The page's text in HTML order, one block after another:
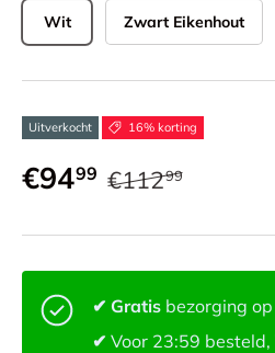
Wit Zwart Eikenhout
Uitverkocht 16% korting
€9499 €11299
✔ Gratis bezorging
✔ Voor 23:59 besteld,